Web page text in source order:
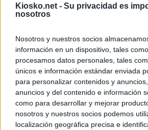
Kiosko.net - Su privacidad es
nosotros
Nosotros y nuestros socios
información en un dispositivo, tales
procesamos datos personales, tales
únicos e información estándar enviada
para personalizar contenidos y
anuncios y del contenido e información
como para desarrollar y mejorar
nosotros y nuestros socios podemos
localización geográfica precisa e